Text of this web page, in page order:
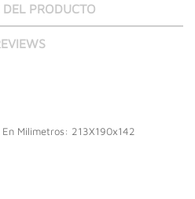
DEL PRODUCTO
Milimetros: 213X190x142